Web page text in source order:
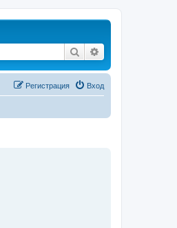
Поиск
Вход
Регистрация